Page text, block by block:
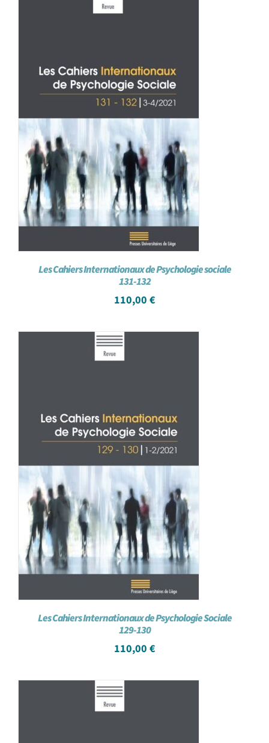
Les Cahiers Internationaux de Psychologie sociale
131-132
110,00 €
Les Cahiers Internationaux de Psychologie Sociale
129-130
110,00 €